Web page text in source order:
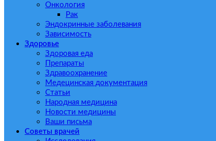
Онкология
Рак
Эндокринные заболевания
Зависимость
Здоровье
Здоровая еда
Препараты
Здравоохранение
Медецинская документация
Статьи
Народная медицина
Новости медицины
Ваши письма
Советы врачей